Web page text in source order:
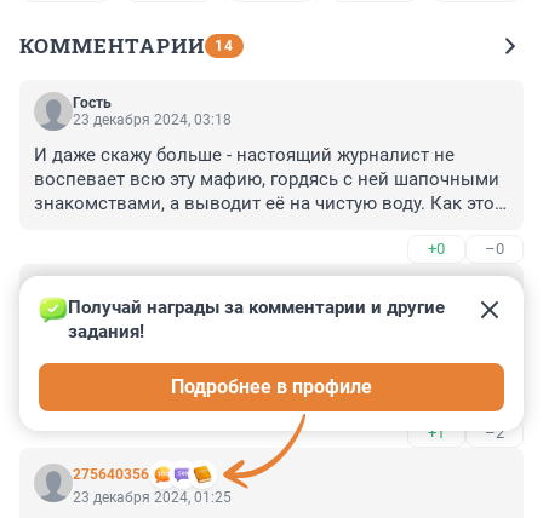
КОММЕНТАРИИ 14
Гость
23 декабря 2024, 03:18
И даже скажу больше - настоящий журналист не
воспевает всю эту мафию, гордясь с ней шапочными
знакомствами, а выводит её на чистую воду. Как это
+0 –0
23 декабря 2024, 01:40
Не смотрел ни одной серии этого Петербурха и эти
горжусь чрезвычайно. Мерзотнотность тогдашних
"святых годов" не нуждается в художественном
воспевании.
+1 –2
275640356
Получай награды за комментарии и другие
задания!
Подробнее в профиле
23 декабря 2024, 01:25